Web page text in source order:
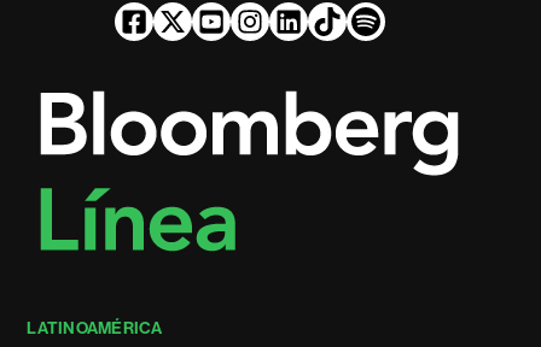
LATINOAMÉRICA